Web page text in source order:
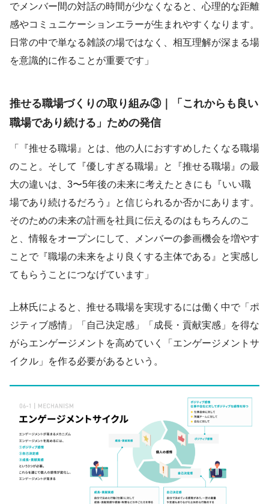
でメンバー間の対話の時間が少なくなると、心理的な距離
感やコミュニケーションエラーが生まれやすくなります。
日常の中で単なる雑談の場ではなく、相互理解が深まる場
を意識的に作ることが重要です」
推せる職場づくりの取り組み③｜「これからも良い
職場であり続ける」ための発信
「『推せる職場』とは、他の人におすすめしたくなる職場
のこと。そして『優しすぎる職場』と『推せる職場』の最
大の違いは、3〜5年後の未来に考えたときにも『いい職
場であり続けるだろう』と信じられるか否かにあります。
そのための未来の計画を社員に伝えるのはもちろんのこ
と、情報をオープンにして、メンバーの参画機会を増やす
ことで『職場の未来をより良くする主体である』と実感し
てもらうことにつなげています」
上林氏によると、推せる職場を実現するには働く中で「ポ
ジティブ感情」「自己決定感」「成長・貢献実感」を得な
がらエンゲージメントを高めていく「エンゲージメントサ
イクル」を作る必要があるという。